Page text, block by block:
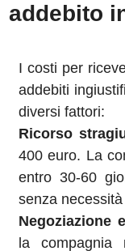
addebito
I costi per
addebiti
diversi fattori:
Ricorso
400 euro. La
entro 30-60
senza
Negoziazione
la compagnia